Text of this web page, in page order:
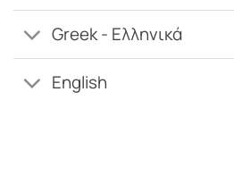
Greek - Ελληνικά
English